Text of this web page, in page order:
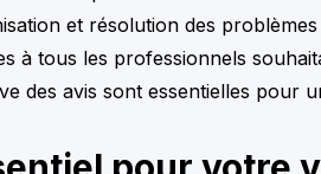
et résolution des
à tous les professionnels
des avis sont essentielles pour